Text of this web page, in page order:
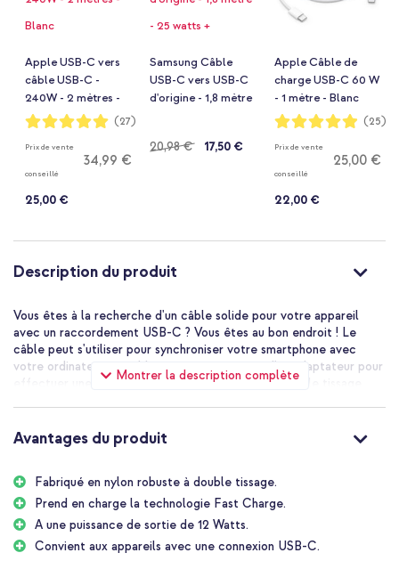
Apple USB-C vers
câble USB-C -
240W - 2 mètres -
Blanc
Notation:
99%
(27)
Prix de vente
conseillé
34,99 €
25,00 €
Samsung Câble
USB-C vers USB-C
d'origine - 1,8 mètre
recharge rapide
Prix
20,98 € 17,50 €
Apple Câble de
charge USB-C 60 W
- 1 mètre - Blanc
Notation:
98%
(25)
Prix de vente
conseillé
25,00 €
22,00 €
Description du produit
Montrer la description complète
Vous êtes à la recherche d'un câble solide pour votre appareil
avec un raccordement USB-C ? Vous êtes au bon endroit ! Le
câble peut s'utiliser pour synchroniser votre smartphone avec
votre ordinateur portable ou pour vous servir d'un adaptateur pour
effectuer une recharge. Le matériau en nylon à double tissage
Avantages du produit
Fabriqué en nylon robuste à double tissage.
Prend en charge la technologie Fast Charge.
A une puissance de sortie de 12 Watts.
Convient aux appareils avec une connexion USB-C.